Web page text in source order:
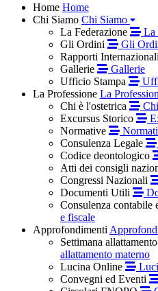
Home Home
Chi Siamo Chi Siamo
La Federazione
La
Gli Ordini
Gli
Rapporti Internazionali
Gallerie
Gallerie
Ufficio Stampa
La Professione La
Chi è l'ostetrica
Excursus Storico
Normative
Consulenza Legale
Codice deontologico
Atti dei consigli
Congressi Nazionali
Documenti Utili
Consulenza contabile
e fiscale
Approfondimenti
Settimana
allattamento materno
Lucina Online
Convegni ed Eventi